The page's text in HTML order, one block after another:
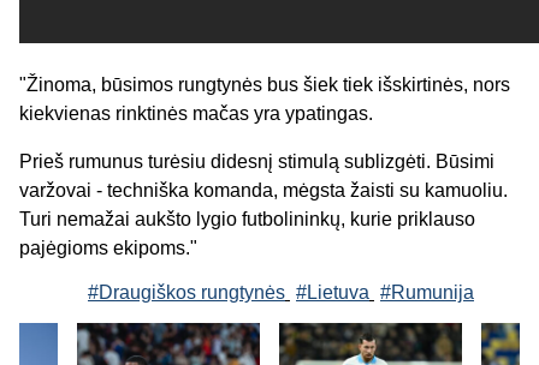
"Žinoma, būsimos rungtynės bus šiek tiek išskirtinės, nors
kiekvienas rinktinės mačas yra ypatingas.
Prieš rumunus turėsiu didesnį stimulą sublizgėti. Būsimi
varžovai - techniška komanda, mėgsta žaisti su kamuoliu.
Turi nemažai aukšto lygio futbolininkų, kurie priklauso
pajėgioms ekipoms."
#Draugiškos rungtynės #Lietuva #Rumunija